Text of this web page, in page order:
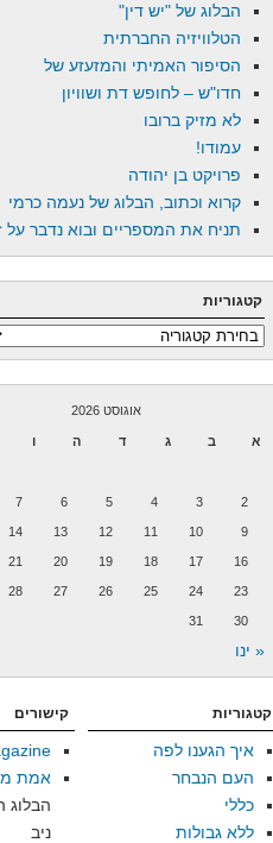
הבלוג של "יש דין"
הטלוויזיה החברתית
הסיפור האמיתי והמזעזע של
חדו"ש – לחופש דת ושוויון
לא מזיק ברובו
עמודו!
פרויקט בן יהודה
קרוא וכתוב, הבלוג של נעמה כרמי
תניח את המספריים ובוא נדבר על
קטגוריות
קטגוריות
אוגוסט 2026
א ב ג ד ה ו
2
3
4
5
6
7
9
10
11
12
13
14
16
17
18
19
20
21
23
24
25
26
27
28
30
31
« ינו
קטגוריות
איך הגענו לפה
העם הנבחר
כללי
ללא גבולות
קישורים
אמת
הבלוג
ניב